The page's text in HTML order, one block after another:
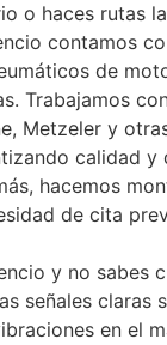
o haces rutas
contamos
de
Trabajamos
Metzeler y
calidad y
hacemos
de cita
y no sabes
señales claras
en el